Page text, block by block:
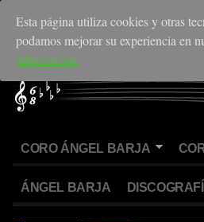
CORO ÁNGEL BARJA
ÁNGEL BARJA
Esta página utiliza cookies y otras
podamos mejorar su experiencia en
información.